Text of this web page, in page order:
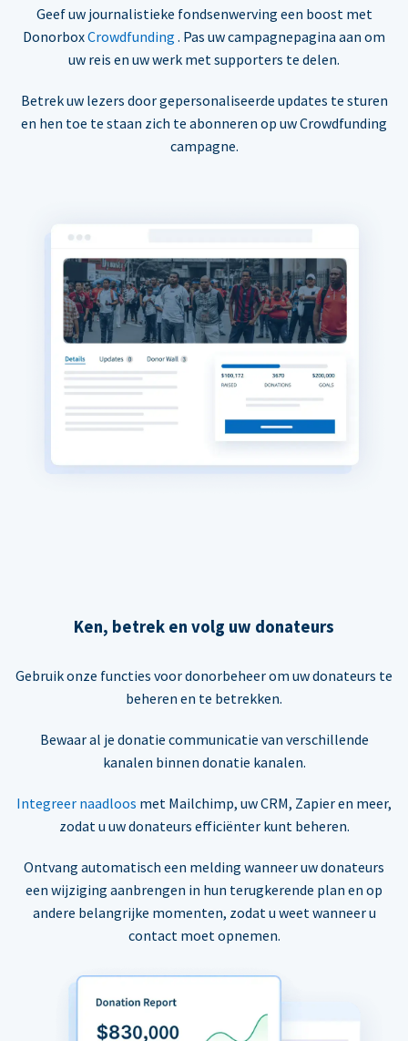
Geef uw journalistieke fondsenwerving een boost met
DonorboxCrowdfunding . Pas uw campagnepagina aan om
uw reis en uw werk met supporters te delen.
Betrek uw lezers door gepersonaliseerde updates te sturen
en hen toe te staan zich te abonneren op uw Crowdfunding
campagne.
Ken, betrek en volg uw donateurs
Gebruik onze functies voor donorbeheer om uw donateurs te
beheren en te betrekken.
Bewaar al je donatie communicatie van verschillende
kanalen binnen donatie kanalen.
Integreer naadloos met Mailchimp, uw CRM, Zapier en meer,
zodat u uw donateurs efficiënter kunt beheren.
Ontvang automatisch een melding wanneer uw donateurs
een wijziging aanbrengen in hun terugkerende plan en op
andere belangrijke momenten, zodat u weet wanneer u
contact moet opnemen.